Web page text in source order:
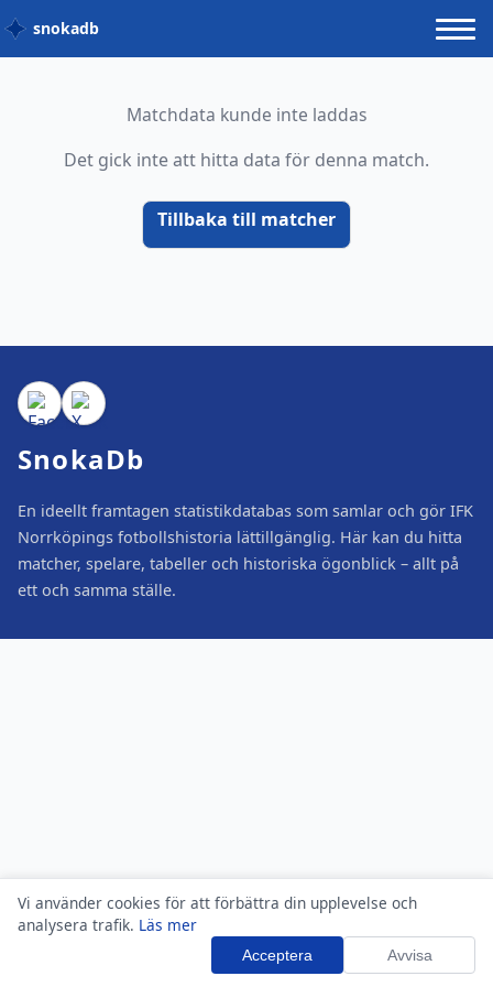
Vi använder cookies för att förbättra din upplevelse och
analysera trafik. Läs mer
Acceptera Avvisa
snokadb
Matchdata kunde inte laddas
Det gick inte att hitta data för denna match.
Tillbaka till matcher
SnokaDb
En ideellt framtagen statistikdatabas som samlar och gör IFK
Norrköpings fotbollshistoria lättillgänglig. Här kan du hitta
matcher, spelare, tabeller och historiska ögonblick – allt på
ett och samma ställe.